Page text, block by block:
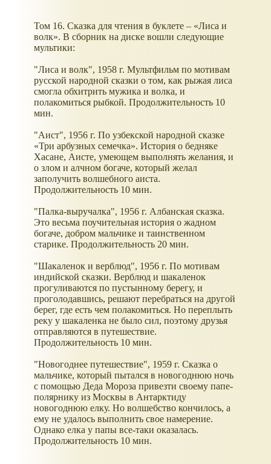
Том 16. Сказка для чтения в буклете – «Лиса и
волк». В сборник на диске вошли следующие
мультики:
"Лиса и волк", 1958 г. Мультфильм по мотивам
русской народной сказки о том, как рыжая лиса
смогла обхитрить мужика и волка, и
полакомиться рыбкой. Продолжительность 10
мин.
"Аист", 1956 г. По узбекской народной сказке
«Три арбузных семечка». История о бедняке
Хасане, Аисте, умеющем выполнять желания, и
о злом и алчном богаче, который желал
заполучить волшебного аиста.
Продолжительность 10 мин.
"Палка-выручалка", 1956 г. Албанская сказка.
Это весьма поучительная история о жадном
богаче, добром мальчике и таинственном
старике. Продолжительность 20 мин.
"Шакаленок и верблюд", 1956 г. По мотивам
индийской сказки. Верблюд и шакаленок
прогуливаются по пустынному берегу, и
проголодавшись, решают перебраться на другой
берег, где есть чем полакомиться. Но переплыть
реку у шакаленка не было сил, поэтому друзья
отправляются в путешествие.
Продолжительность 10 мин.
"Новогоднее путешествие", 1959 г. Сказка о
мальчике, который пытался в новогоднюю ночь
с помощью Деда Мороза привезти своему папе-
полярнику из Москвы в Антарктиду
новогоднюю елку. Но волшебство кончилось, а
ему не удалось выполнить свое намерение.
Однако елка у папы все-таки оказалась.
Продолжительность 10 мин.